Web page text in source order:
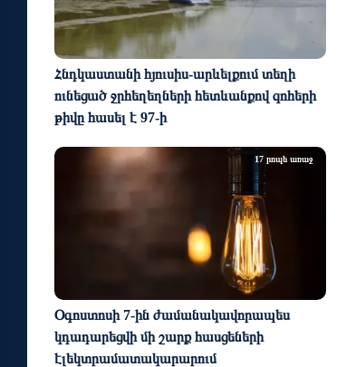
Հնդկաստանի հյուսիս-արևելքում տեղի
ունեցած ջրհեղեղների հետևանքով զոհերի
թիվը հասել է 97-ի
Օգոստոսի 7-ին ժամանակավորապես
կդադարեցվի մի շարք հասցեների
էլեկտրամատակարարում
17 րոպե առաջ